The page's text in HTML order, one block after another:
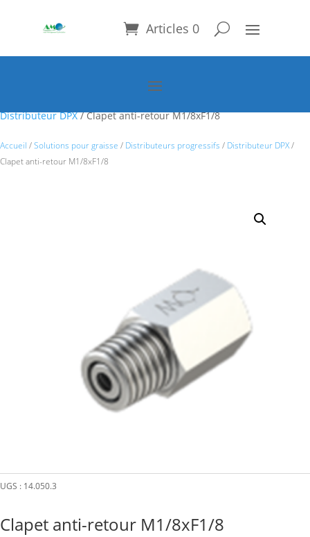
Articles 0
Distributeur DPX/ Clapet anti-retour M1/8xF1/8
Accueil /Solutions pour graisse / Distributeurs progressifs / Distributeur DPX/
Clapet anti-retour M1/8xF1/8
UGS : 14.050.3
Clapet anti-retour M1/8xF1/8